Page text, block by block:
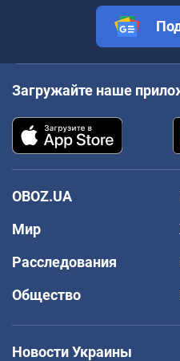
Загружайте наше
OBOZ.UA
Мир
Расследования
Общество
Новости Украины